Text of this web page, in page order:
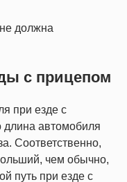
должна
с прицепом
при езде с
длина автомобиля
Соответственно,
чем обычно,
путь при езде с